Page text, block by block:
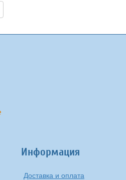
Информация
Доставка и оплата